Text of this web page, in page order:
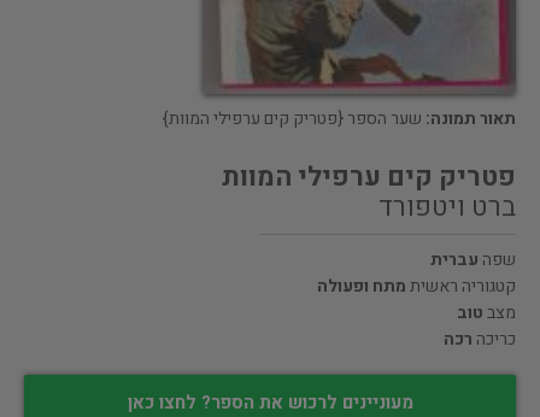
תאור תמונה: שער הספר {פטריק קים ערפילי המוות}
פטריק קים ערפילי המוות
ברט ויטפורד
שפה עברית
קטגוריה ראשיתמתח ופעולה
מצבטוב
כריכה רכה
מעוניינים לרכוש את הספר? לחצו כאן